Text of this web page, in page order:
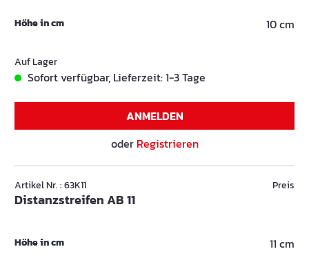
Höhe in cm 10 cm
Auf Lager
Sofort verfügbar, Lieferzeit: 1-3 Tage
ANMELDEN
oder Registrieren
Artikel Nr. : 63K11
Distanzstreifen AB 11
Preis
Höhe in cm 11 cm